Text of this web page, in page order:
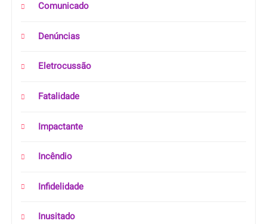
Comunicado
Denúncias
Eletrocussão
Fatalidade
Impactante
Incêndio
Infidelidade
Inusitado